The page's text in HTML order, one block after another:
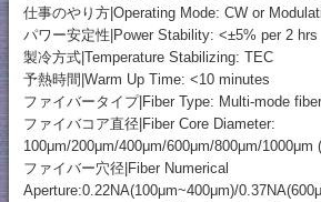
仕事のやり方|Operating Mode: CW or
パワー安定性|Power Stability: <±5% per 2 hrs
製冷方式|Temperature Stabilizing: TEC
予熱時間|Warm Up Time: <10 minutes
ファイバータイプ|Fiber Type: Multi-mode
ファイバコア直径|Fiber Core Diameter:
100μm/200μm/400μm/600μm/800μm/1000μm
ファイバー穴径|Fiber Numerical
Aperture:0.22NA(100μm~400μm)/